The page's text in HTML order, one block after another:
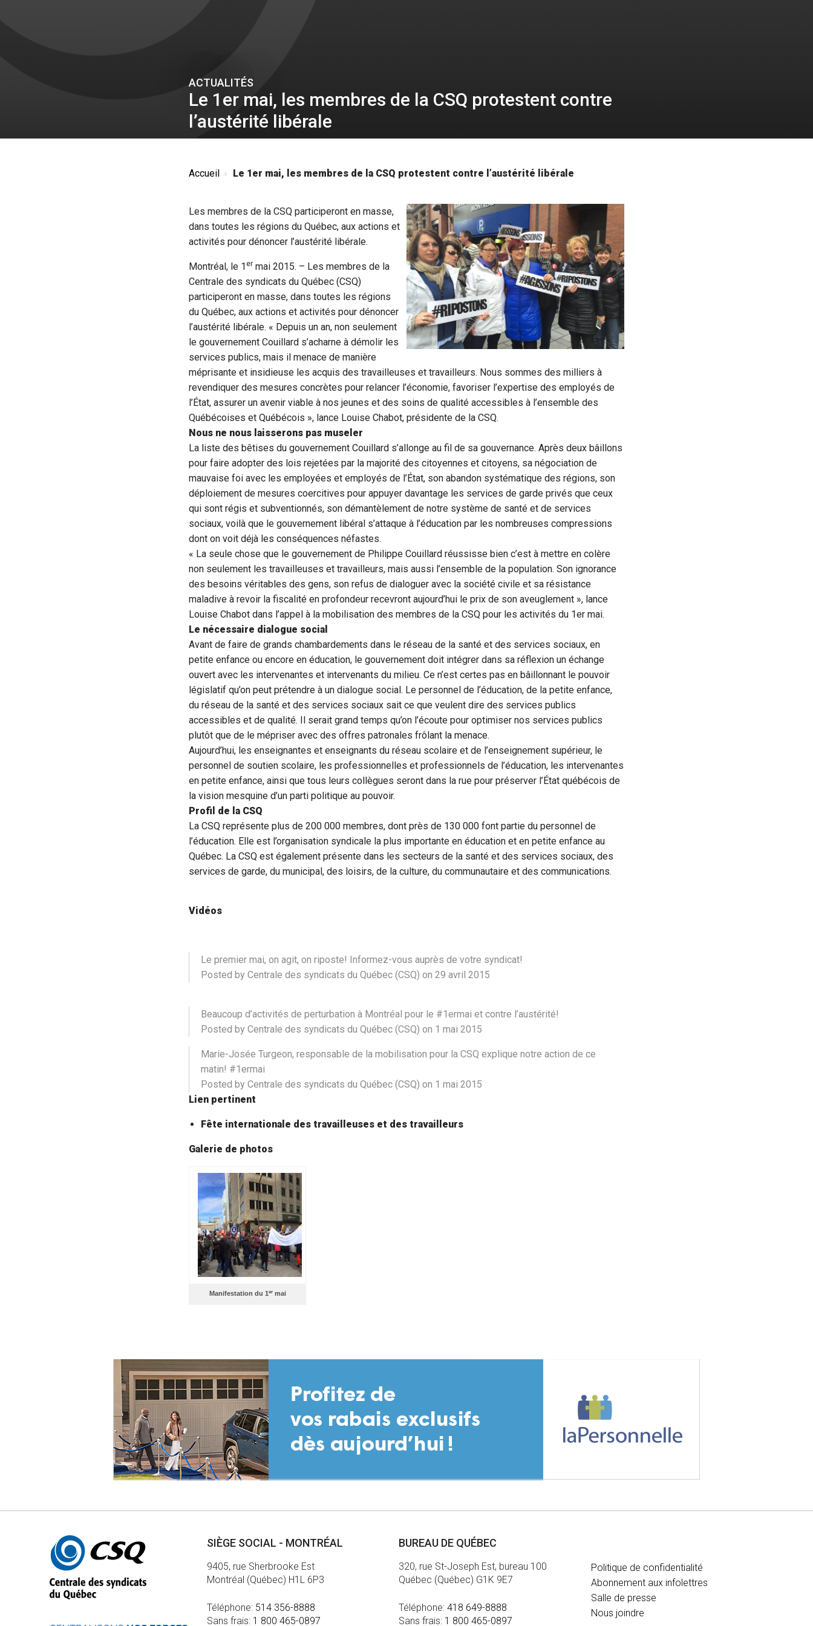
ACTUALITÉS
Le 1er mai, les membres de la CSQ protestent contre
l’austérité libérale
Accueil Le 1er mai, les membres de la CSQ protestent contre l’austérité libérale
Les membres de la CSQ participeront en masse,
dans toutes les régions du Québec, aux actions et
activités pour dénoncer l’austérité libérale.
Montréal, le 1 er mai 2015. – Les membres de la
Centrale des syndicats du Québec (CSQ)
participeront en masse, dans toutes les régions
du Québec, aux actions et activités pour dénoncer
l’austérité libérale. « Depuis un an, non seulement
le gouvernement Couillard s’acharne à démolir les
services publics, mais il menace de manière
méprisante et insidieuse les acquis des travailleuses et travailleurs. Nous sommes des milliers à
revendiquer des mesures concrètes pour relancer l’économie, favoriser l’expertise des employés de
l’État, assurer un avenir viable à nos jeunes et des soins de qualité accessibles à l’ensemble des
Québécoises et Québécois », lance Louise Chabot, présidente de la CSQ.
Nous ne nous laisserons pas museler
La liste des bêtises du gouvernement Couillard s’allonge au fil de sa gouvernance. Après deux bâillons
pour faire adopter des lois rejetées par la majorité des citoyennes et citoyens, sa négociation de
mauvaise foi avec les employées et employés de l’État, son abandon systématique des régions, son
déploiement de mesures coercitives pour appuyer davantage les services de garde privés que ceux
qui sont régis et subventionnés, son démantèlement de notre système de santé et de services
sociaux, voilà que le gouvernement libéral s’attaque à l’éducation par les nombreuses compressions
dont on voit déjà les conséquences néfastes.
« La seule chose que le gouvernement de Philippe Couillard réussisse bien c’est à mettre en colère
non seulement les travailleuses et travailleurs, mais aussi l’ensemble de la population. Son ignorance
des besoins véritables des gens, son refus de dialoguer avec la société civile et sa résistance
maladive à revoir la fiscalité en profondeur recevront aujourd’hui le prix de son aveuglement », lance
Louise Chabot dans l’appel à la mobilisation des membres de la CSQ pour les activités du 1er mai.
Le nécessaire dialogue social
Avant de faire de grands chambardements dans le réseau de la santé et des services sociaux, en
petite enfance ou encore en éducation, le gouvernement doit intégrer dans sa réflexion un échange
ouvert avec les intervenantes et intervenants du milieu. Ce n’est certes pas en bâillonnant le pouvoir
législatif qu’on peut prétendre à un dialogue social. Le personnel de l’éducation, de la petite enfance,
du réseau de la santé et des services sociaux sait ce que veulent dire des services publics
accessibles et de qualité. Il serait grand temps qu’on l’écoute pour optimiser nos services publics
plutôt que de le mépriser avec des offres patronales frôlant la menace.
Aujourd’hui, les enseignantes et enseignants du réseau scolaire et de l’enseignement supérieur, le
personnel de soutien scolaire, les professionnelles et professionnels de l’éducation, les intervenantes
en petite enfance, ainsi que tous leurs collègues seront dans la rue pour préserver l’État québécois de
la vision mesquine d’un parti politique au pouvoir.
Profil de la CSQ
La CSQ représente plus de 200 000 membres, dont près de 130 000 font partie du personnel de
l’éducation. Elle est l’organisation syndicale la plus importante en éducation et en petite enfance au
Québec. La CSQ est également présente dans les secteurs de la santé et des services sociaux, des
services de garde, du municipal, des loisirs, de la culture, du communautaire et des communications.
Vidéos
Le premier mai, on agit, on riposte! Informez-vous auprès de votre syndicat!
Posted by Centrale des syndicats du Québec (CSQ) on 29 avril 2015
Beaucoup d’activités de perturbation à Montréal pour le #1ermai et contre l’austérité!
Posted by Centrale des syndicats du Québec (CSQ) on 1 mai 2015
Marie-Josée Turgeon, responsable de la mobilisation pour la CSQ explique notre action de ce
matin! #1ermai
Posted by Centrale des syndicats du Québec (CSQ) on 1 mai 2015
Lien pertinent
Fête internationale des travailleuses et des travailleurs
Galerie de photos
Manifestation du 1ermai
Autres
informations
SIÈGE SOCIAL - MONTRÉAL
9405, rue Sherbrooke Est
Montréal (Québec) H1L 6P3
Téléphone: 514 356-8888
Sans frais: 1 800 465-0897
BUREAU DE QUÉBEC
320, rue St-Joseph Est, bureau 100
Québec (Québec) G1K 9E7
Téléphone:418 649-8888
Sans frais: 1 800 465-0897
Politique de confidentialité
Abonnement aux infolettres
Salle de presse
Nous joindre